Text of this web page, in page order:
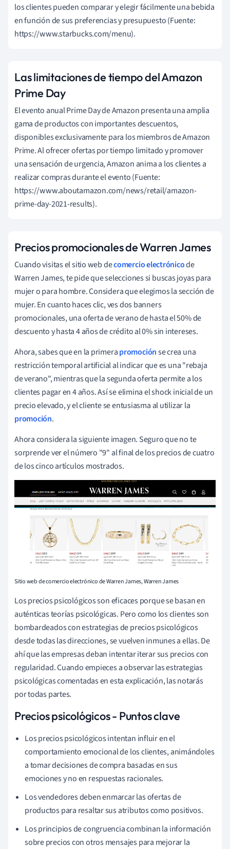
los clientes pueden comparar y elegir fácilmente una bebida
en función de sus preferencias y presupuesto (Fuente:
https://www.starbucks.com/menu).
Las limitaciones de tiempo del Amazon
Prime Day
El evento anual Prime Day de Amazon presenta una amplia
gama de productos con importantes descuentos,
disponibles exclusivamente para los miembros de Amazon
Prime. Al ofrecer ofertas por tiempo limitado y promover
una sensación de urgencia, Amazon anima a los clientes a
realizar compras durante el evento (Fuente:
https://www.aboutamazon.com/news/retail/amazon-
prime-day-2021-results).
Precios promocionales de Warren James
Cuando visitas el sitio web decomercio electrónicode
Warren James, te pide que selecciones si buscas joyas para
mujer o para hombre. Considera que elegimos la sección de
mujer. En cuanto haces clic, ves dos banners
promocionales, una oferta de verano de hasta el 50% de
descuento y hasta 4 años de crédito al 0% sin intereses.
Ahora, sabes que en la primerapromociónse crea una
restricción temporal artificial al indicar que es una "rebaja
de verano", mientras que la segunda oferta permite a los
clientes pagar en 4 años. Así se elimina el shock inicial de un
precio elevado, y el cliente se entusiasma al utilizar la
promoción.
Ahora considera la siguiente imagen. Seguro que no te
sorprende ver el número "9" al final de los precios de cuatro
de los cinco artículos mostrados.
Sitio web de comercio electrónico de Warren James, Warren James
Los precios psicológicos son eficaces porque se basan en
auténticas teorías psicológicas. Pero como los clientes son
bombardeados con estrategias de precios psicológicos
desde todas las direcciones, se vuelven inmunes a ellas. De
ahí que las empresas deban intentar iterar sus precios con
regularidad. Cuando empieces a observar las estrategias
psicológicas comentadas en esta explicación, las notarás
por todas partes.
Precios psicológicos - Puntos clave
Los precios psicológicos intentan influir en el
comportamiento emocional de los clientes, animándoles
a tomar decisiones de compra basadas en sus
emociones y no en respuestas racionales.
Los vendedores deben enmarcar las ofertas de
productos para resaltar sus atributos como positivos.
Los principios de congruencia combinan la información
sobre precios con otros mensajes para mejorar la